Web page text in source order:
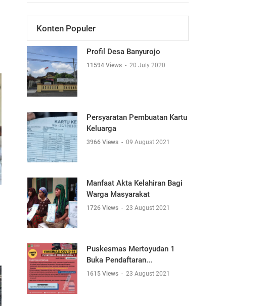
Konten Populer
Profil Desa Banyurojo
11594 Views - 20 July 2020
Persyaratan Pembuatan Kartu
Keluarga
3966 Views - 09 August 2021
Manfaat Akta Kelahiran Bagi
Warga Masyarakat
1726 Views - 23 August 2021
Puskesmas Mertoyudan 1
Buka Pendaftaran...
1615 Views - 23 August 2021